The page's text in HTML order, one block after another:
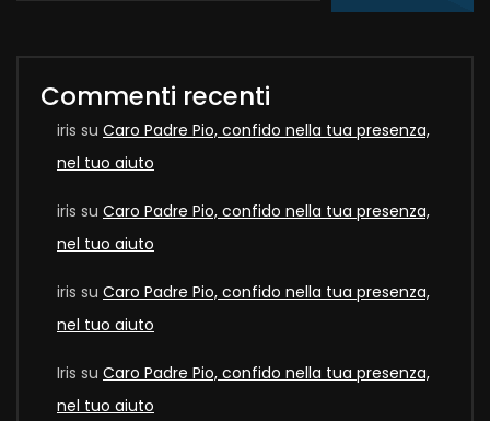
Commenti recenti
iris su Caro Padre Pio, confido nella tua presenza,
nel tuo aiuto
iris su Caro Padre Pio, confido nella tua presenza,
nel tuo aiuto
iris su Caro Padre Pio, confido nella tua presenza,
nel tuo aiuto
Iris su Caro Padre Pio, confido nella tua presenza,
nel tuo aiuto